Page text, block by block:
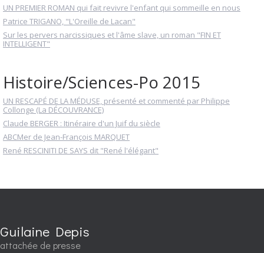
UN PREMIER ROMAN qui fait revivre l'enfant qui sommeille en nous
Patrice TRIGANO, "L'Oreille de Lacan"
Sur les pervers narcissiques et l'âme slave, un roman "FIN ET
INTELLIGENT"
Histoire/Sciences-Po 2015
UN RESCAPÉ DE LA MÉDUSE, présenté et commenté par Philippe
Collonge (La DÉCOUVRANCE)
Claude BERGER : Itinéraire d'un Juif du siècle
ABCMer de Jean-François MARQUET
René RESCINITI DE SAYS dit "René l'élégant"
Guilaine Depis
attachée de presse